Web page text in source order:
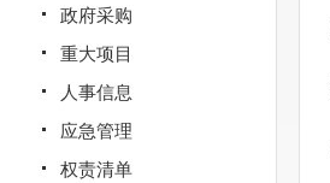
政府采购
重大项目
人事信息
应急管理
权责清单